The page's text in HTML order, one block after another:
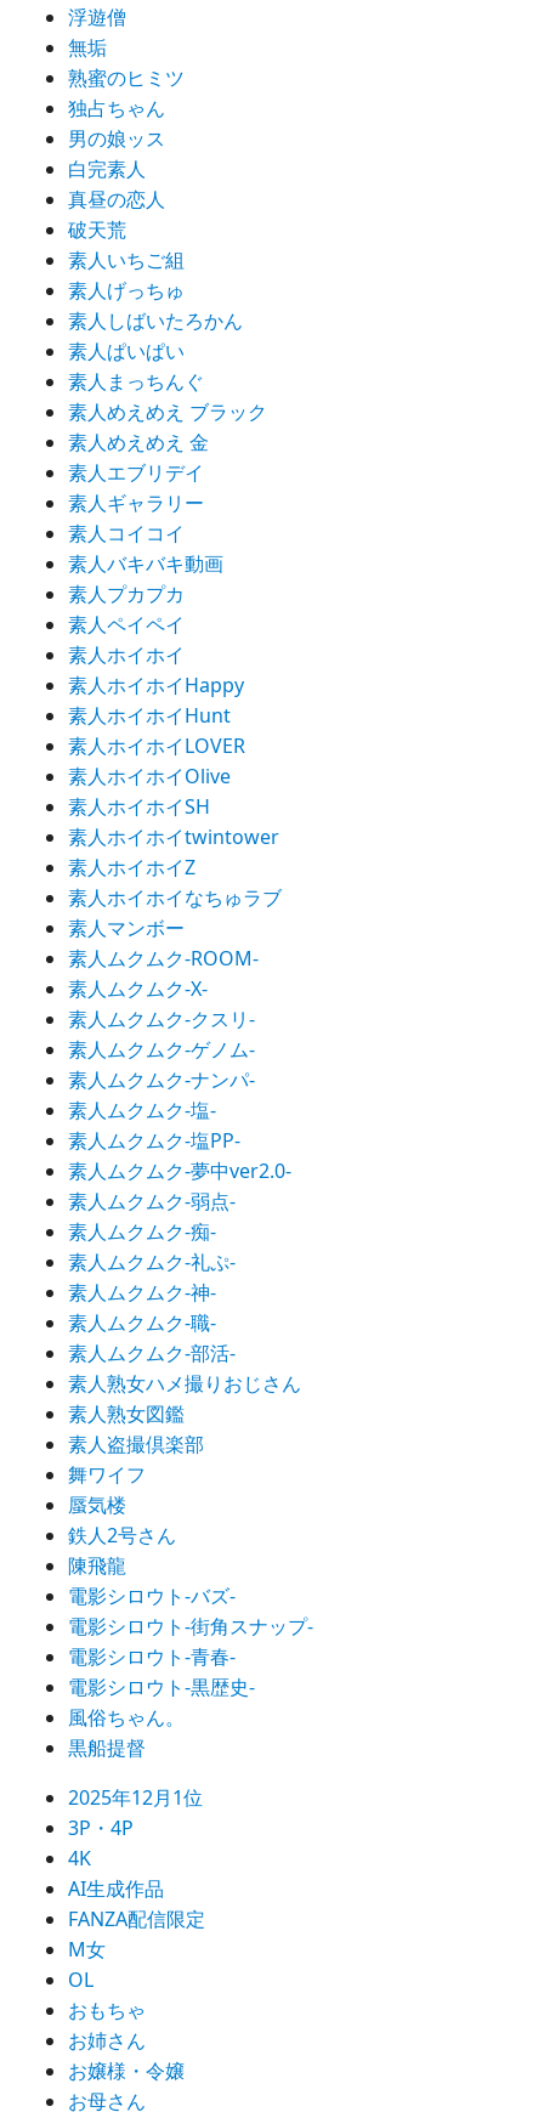
浮遊僧
無垢
熟蜜のヒミツ
独占ちゃん
男の娘ッス
白完素人
真昼の恋人
破天荒
素人いちご組
素人げっちゅ
素人しばいたろかん
素人ぱいぱい
素人まっちんぐ
素人めえめえ ブラック
素人めえめえ 金
素人エブリデイ
素人ギャラリー
素人コイコイ
素人バキバキ動画
素人プカプカ
素人ペイペイ
素人ホイホイ
素人ホイホイHappy
素人ホイホイHunt
素人ホイホイLOVER
素人ホイホイOlive
素人ホイホイSH
素人ホイホイtwintower
素人ホイホイZ
素人ホイホイなちゅラブ
素人マンボー
素人ムクムク-ROOM-
素人ムクムク-X-
素人ムクムク-クスリ-
素人ムクムク-ゲノム-
素人ムクムク-ナンパ-
素人ムクムク-塩-
素人ムクムク-塩PP-
素人ムクムク-夢中ver2.0-
素人ムクムク-弱点-
素人ムクムク-痴-
素人ムクムク-礼ぷ-
素人ムクムク-神-
素人ムクムク-職-
素人ムクムク-部活-
素人熟女ハメ撮りおじさん
素人熟女図鑑
素人盗撮倶楽部
舞ワイフ
蜃気楼
鉄人2号さん
陳飛龍
電影シロウト-バズ-
電影シロウト-街角スナップ-
電影シロウト-青春-
電影シロウト-黒歴史-
風俗ちゃん。
黒船提督
2025年12月1位
3P・4P
4K
AI生成作品
FANZA配信限定
M女
OL
おもちゃ
お姉さん
お嬢様・令嬢
お母さん